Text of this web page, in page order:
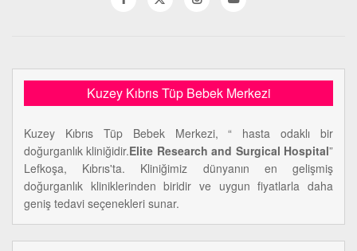
Kuzey Kıbrıs Tüp Bebek Merkezi
Kuzey Kıbrıs Tüp Bebek Merkezi, “ hasta odaklı bir
doğurganlık kliniğidir.Elite Research and Surgical Hospital”
Lefkoşa, Kıbrıs'ta. Kliniğimiz dünyanın en gelişmiş
doğurganlık kliniklerinden biridir ve uygun fiyatlarla daha
geniş tedavi seçenekleri sunar.